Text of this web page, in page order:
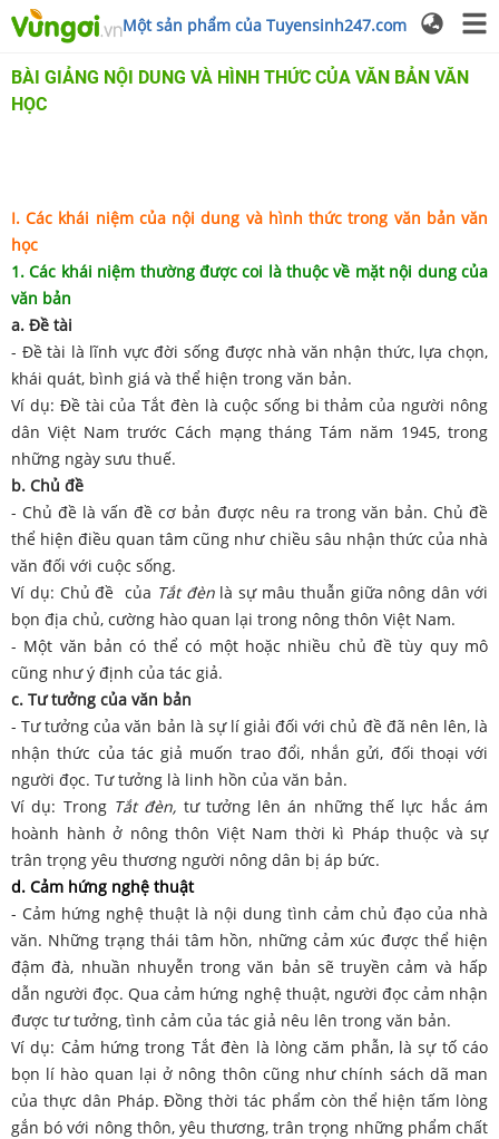
Một sản phẩm của Tuyensinh247.com
BÀI GIẢNG NỘI DUNG VÀ HÌNH THỨC CỦA VĂN BẢN VĂN
HỌC
I. Các khái niệm của nội dung và hình thức trong văn bản văn
học
1. Các khái niệm thường được coi là thuộc về mặt nội dung của
văn bản
a. Đề tài
- Đề tài là lĩnh vực đời sống được nhà văn nhận thức, lựa chọn,
khái quát, bình giá và thể hiện trong văn bản.
Ví dụ: Đề tài của Tắt đèn là cuộc sống bi thảm của người nông
dân Việt Nam trước Cách mạng tháng Tám năm 1945, trong
những ngày sưu thuế.
b. Chủ đề
- Chủ đề là vấn đề cơ bản được nêu ra trong văn bản. Chủ đề
thể hiện điều quan tâm cũng như chiều sâu nhận thức của nhà
văn đối với cuộc sống.
Ví dụ: Chủ đề của Tắt đènlà sự mâu thuẫn giữa nông dân với
bọn địa chủ, cường hào quan lại trong nông thôn Việt Nam.
- Một văn bản có thể có một hoặc nhiều chủ đề tùy quy mô
cũng như ý định của tác giả.
c. Tư tưởng của văn bản
- Tư tưởng của văn bản là sự lí giải đối với chủ đề đã nên lên, là
nhận thức của tác giả muốn trao đổi, nhắn gửi, đối thoại với
người đọc. Tư tưởng là linh hồn của văn bản.
Ví dụ: Trong Tắt đèn, tư tưởng lên án những thế lực hắc ám
hoành hành ở nông thôn Việt Nam thời kì Pháp thuộc và sự
trân trọng yêu thương người nông dân bị áp bức.
d. Cảm hứng nghệ thuật
- Cảm hứng nghệ thuật là nội dung tình cảm chủ đạo của nhà
văn. Những trạng thái tâm hồn, những cảm xúc được thể hiện
đậm đà, nhuần nhuyễn trong văn bản sẽ truyền cảm và hấp
dẫn người đọc. Qua cảm hứng nghệ thuật, người đọc cảm nhận
được tư tưởng, tình cảm của tác giả nêu lên trong văn bản.
Ví dụ: Cảm hứng trong Tắt đèn là lòng căm phẫn, là sự tố cáo
bọn lí hào quan lại ở nông thôn cũng như chính sách dã man
của thực dân Pháp. Đồng thời tác phẩm còn thể hiện tấm lòng
gắn bó với nông thôn, yêu thương, trân trọng những phẩm chất